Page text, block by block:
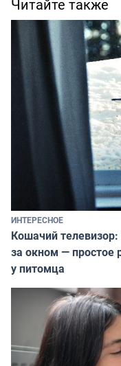
Читайте также
ИНТЕРЕСНОЕ
Кошачий
за окном — простое
у питомца